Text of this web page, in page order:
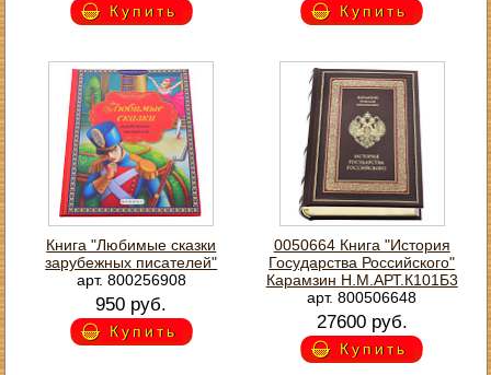
Купить Купить
Книга "Любимые сказки
зарубежных писателей"
арт. 800256908
950 руб.
Купить
0050664 Книга "История
Государства Российского"
Карамзин Н.М.АРТ.К101Б3
арт. 800506648
27600 руб.
Купить